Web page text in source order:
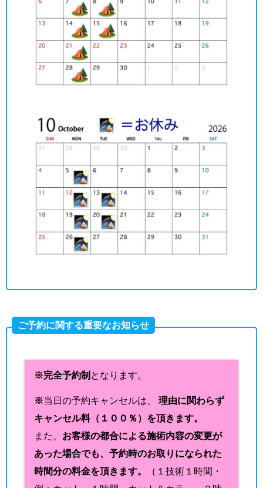
ご予約に関する重要なお知らせ
※完全予約制 となります。
※当日の予約キャンセルは、 理由に関わらず
キャンセル料（１００％）を頂きます。
また、 お客様の都合による施術内容の変更が
あった場合でも、予約時のお取りになられた
時間分の料金を頂きます。
（１技術１時間・